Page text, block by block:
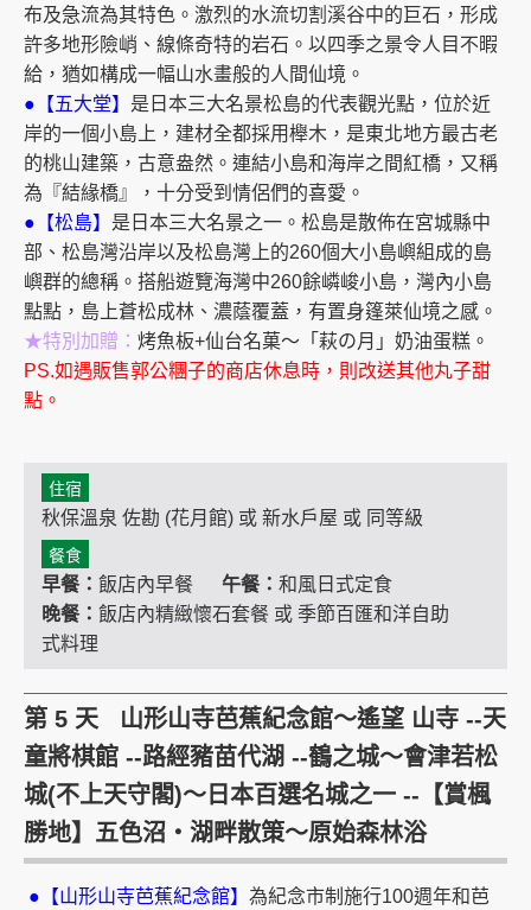
布及急流為其特色。激烈的水流切割溪谷中的巨石，形成
許多地形險峭、線條奇特的岩石。以四季之景令人目不暇
給，猶如構成一幅山水畫般的人間仙境。
●【五大堂】 是日本三大名景松島的代表觀光點，位於近
岸的一個小島上，建材全都採用櫸木，是東北地方最古老
的桃山建築，古意盎然。連結小島和海岸之間紅橋，又稱
為『結緣橋』，十分受到情侶們的喜愛。
●【松島】 是日本三大名景之一。松島是散佈在宮城縣中
部、松島灣沿岸以及松島灣上的260個大小島嶼組成的島
嶼群的總稱。搭船遊覽海灣中260餘嶙峻小島，灣內小島
點點，島上蒼松成林、濃蔭覆蓋，有置身篷萊仙境之感。
★特別加贈： 烤魚板+仙台名菓～「萩の月」奶油蛋糕。
PS.如遇販售郭公糰子的商店休息時，則改送其他丸子甜
點。
住宿
秋保溫泉 佐勘 (花月館) 或 新水戶屋 或 同等級
餐食
早餐： 飯店內早餐 午餐： 和風日式定食
晚餐： 飯店內精緻懷石套餐 或 季節百匯和洋自助
式料理
第 5 天 山形山寺芭蕉紀念館～遙望 山寺 --天
童將棋館 --路經豬苗代湖 --鶴之城～會津若松
城(不上天守閣)～日本百選名城之一 --【賞楓
勝地】五色沼‧湖畔散策～原始森林浴
●【山形山寺芭蕉紀念館】 為紀念市制施行100週年和芭